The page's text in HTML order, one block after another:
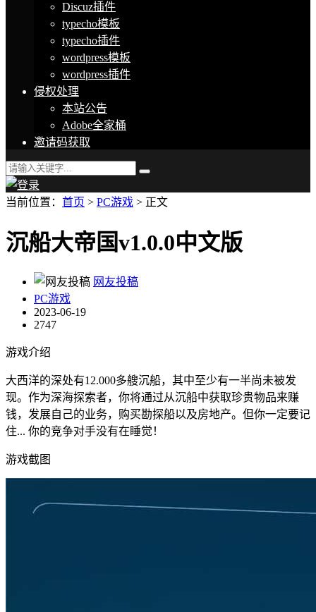
Discuz插件
typecho模板
typecho插件
wordpress模板
wordpress插件
侵权处理
本站公告
Adobe全家桶
邀请码获取
当前位置： 首页 > PC游戏 > 正文
沉船大帝国v1.0.0中文版
网友投稿
PC游戏
2023-06-19
2747
游戏介绍
大西洋的深处有12.000多艘沉船，其中至少有一半尚未被发
现。作为深海探索者，你将通过从沉船中获取珍贵物品来赚
钱，发展自己的业务，购买勘探船以及房地产。但你一定要记
住... 你的竞争对手没有在睡觉！
游戏截图